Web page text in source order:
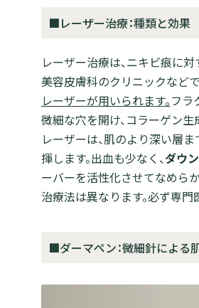
■レーザー治療：種類と効果
レーザー治療は、ニキビ痕に
美容皮膚科のクリニックなど
レーザーが用いられます。フラ
微細な穴を開け、コラーゲン生
レーザーは、肌のより深い層
揮します。出血も少なく、ダウ
ーバーを活性化させてなめら
治療法は異なります。必ず専門
■ダーマペン：微細針による